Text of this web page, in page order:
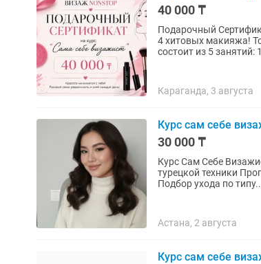
40 000 ₸
Подарочный
4 хитовых макияжа!
состоит из 5 занятий:
Караганда, 3 августа
Курс сам себе
30 000 ₸
Курс Сам Себе
турецкой техники Программа курса: 💄 Разбор вашей косметички 💄 Подготовка к макияжу 💄
Подбор ухода по
Астана, 2 августа
Курс сам себе